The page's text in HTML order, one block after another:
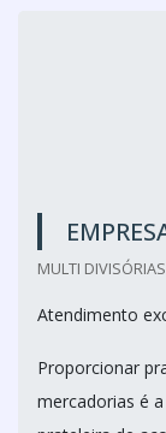
MULTI
Atendimento
Proporcionar
mercadorias é